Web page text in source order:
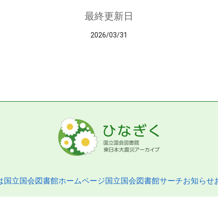
最終更新日
2026/03/31
国立国会図書館ホームページ国立国会図書館サーチお知らせ